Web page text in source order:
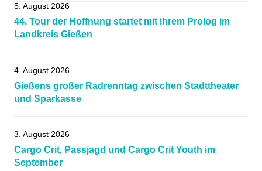
5. August 2026
44. Tour der Hoffnung startet mit ihrem Prolog im
Landkreis Gießen
4. August 2026
Gießens großer Radrenntag zwischen Stadttheater
und Sparkasse
3. August 2026
Cargo Crit, Passjagd und Cargo Crit Youth im
September